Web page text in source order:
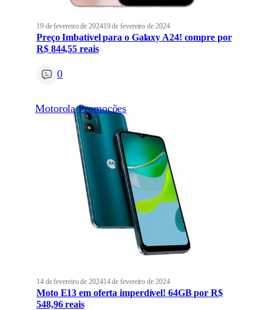
19 de fevereiro de 202419 de fevereiro de 2024
Preço Imbatível para o Galaxy A24! compre por
R$ 844,55 reais
0
Motorola Promoções
14 de fevereiro de 202414 de fevereiro de 2024
Moto E13 em oferta imperdível! 64GB por R$
548,96 reais